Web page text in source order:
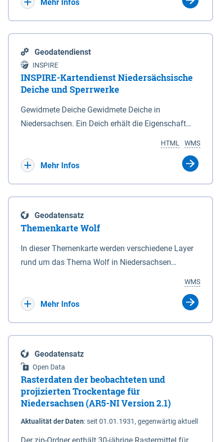
Mehr Infos
Geodatendienst
INSPIRE
INSPIRE-Kartendienst Niedersächsische
Deiche und Sperrwerke
Gewidmete Deiche Gewidmete Deiche in
Niedersachsen. Ein Deich erhält die Eigenschaft
Deichbehörde durch Verordnung ausspricht. Für
enthalten. Sperrwerke Sperrwerke sind Bauwerke
mit Sperrvorrichtungen in Tidegewässern, die dem
Schutz eines Gebietes vor erhöhten Tiden, vor allem
vor Sturmfluten, zu dienen bestimmt sind (§2 Abs.3
Eigenschaft eines Sperrwerkes durch Widmung, die
die Deichbehörde durch Verordnung ausspricht.
WMS
HTML
Mehr Infos
Geodatensatz
Themenkarte Wolf
In dieser Themenkarte werden verschiedene Layer
rund um das Thema Wolf in Niedersachsen
sowie Status der bestehenden Wolfsterritorien im
laufenden Monitoringjahr.
WMS
Mehr Infos
Geodatensatz
Open Data
Rasterdaten der beobachteten und
projizierten Trockentage für
Niedersachsen (AR5-NI Version 2.1)
Aktualität der Daten:seit 01.01.1931, gegenwärtig aktuell